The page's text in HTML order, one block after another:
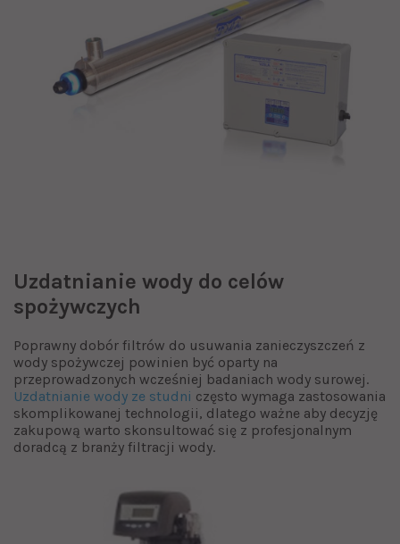
Uzdatnianie wody do celów
spożywczych
Poprawny dobór filtrów do usuwania zanieczyszczeń z
wody spożywczej powinien być oparty na
przeprowadzonych wcześniej badaniach wody surowej.
Uzdatnianie wody ze studni często wymaga zastosowania
skomplikowanej technologii, dlatego ważne aby decyzję
zakupową warto skonsultować się z profesjonalnym
doradcą z branży filtracji wody.